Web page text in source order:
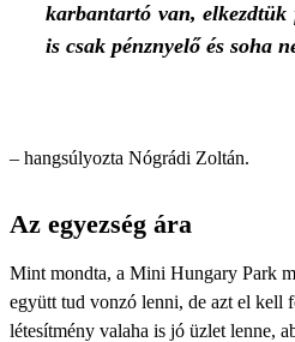
karbantartó van, elkezdtük
is csak pénznyelő és soha
– hangsúlyozta Nógrádi Zoltán.
Az egyezség ára
Mint mondta, a Mini Hungary Park
együtt tud vonzó lenni, de azt el kell
létesítmény valaha is jó üzlet lenne,